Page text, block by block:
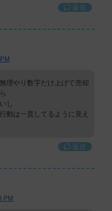
返信
理やり数字だけ上げて売却
し
動は一貫してるように見え
返信
PM